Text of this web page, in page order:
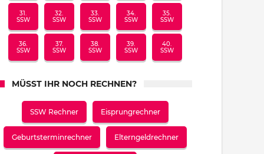
31.
SSW
32.
SSW
33.
SSW
34.
SSW
35.
SSW
36.
SSW
37.
SSW
38.
SSW
39.
SSW
40.
SSW
MÜSST IHR NOCH RECHNEN?
SSW Rechner Eisprungrechner
Geburtsterminrechner Elterngeldrechner